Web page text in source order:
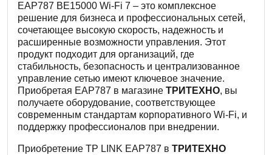
EAP787 BE15000 Wi-Fi 7 – это комплексное
решение для бизнеса и профессиональных сетей,
сочетающее высокую скорость, надежность и
расширенные возможности управления. Этот
продукт подходит для организаций, где
стабильность, безопасность и централизованное
управление сетью имеют ключевое значение.
Приобретая EAP787 в магазине ТРИТЕХНО, вы
получаете оборудование, соответствующее
современным стандартам корпоративного Wi-Fi, и
поддержку профессионалов при внедрении.
Приобретение TP LINK EAP787 в ТРИТЕХНО